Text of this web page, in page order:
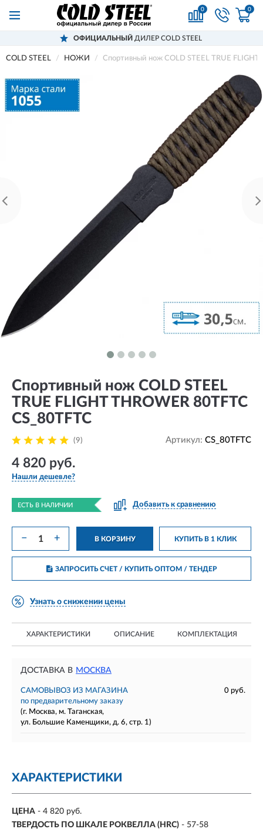
0 0
ОФИЦИАЛЬНЫЙ ДИЛЕР COLD STEEL
COLD STEEL НОЖИ Спортивный нож COLD STEEL TRUE FLIGHT
Спортивный нож COLD STEEL
TRUE FLIGHT THROWER 80TFTC
CS_80TFTC
(9) Артикул: CS_80TFTC
4 820 руб.
Нашли дешевле?
ЕСТЬ В НАЛИЧИИ Добавить к сравнению
− + В КОРЗИНУ КУПИТЬ В 1 КЛИК
ЗАПРОСИТЬ СЧЕТ / КУПИТЬ ОПТОМ/ ТЕНДЕР
Узнать о снижении цены
ХАРАКТЕРИСТИКИ ОПИСАНИЕ КОМПЛЕКТАЦИЯ
ДОСТАВКА В МОСКВА
САМОВЫВОЗ ИЗ МАГАЗИНА
0 руб.
по предварительному заказу
(г. Москва, м. Таганская,
ул. Большие Каменщики, д. 6, стр. 1)
ХАРАКТЕРИСТИКИ
ЦЕНА - 4 820 руб.
ТВЕРДОСТЬ ПО ШКАЛЕ РОКВЕЛЛА (HRC) - 57-58